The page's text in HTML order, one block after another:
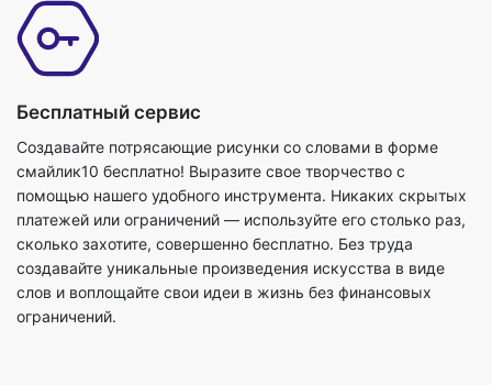
Бесплатный сервис
Создавайте потрясающие рисунки со словами в форме
смайлик10 бесплатно! Выразите свое творчество с
помощью нашего удобного инструмента. Никаких скрытых
платежей или ограничений — используйте его столько раз,
сколько захотите, совершенно бесплатно. Без труда
создавайте уникальные произведения искусства в виде
слов и воплощайте свои идеи в жизнь без финансовых
ограничений.